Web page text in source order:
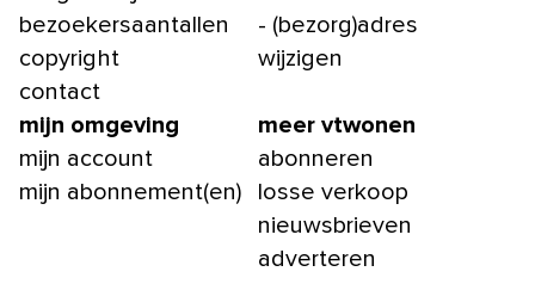
bezoekersaantallen
copyright
contact
- (bezorg)adres
wijzigen
mijn omgeving
mijn account
mijn abonnement(en)
meer vtwonen
abonneren
losse verkoop
nieuwsbrieven
adverteren